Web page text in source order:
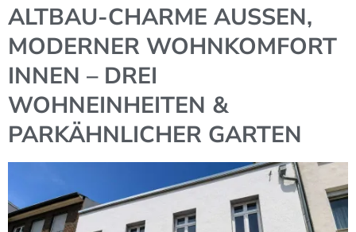
ALTBAU-CHARME AUSSEN,
MODERNER WOHNKOMFORT
INNEN – DREI
WOHNEINHEITEN &
PARKÄHNLICHER GARTEN